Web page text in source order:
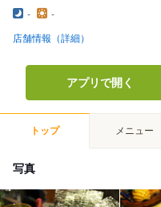
- -
店舗情報（詳細）
アプリで開く
トップ メニュー
写真